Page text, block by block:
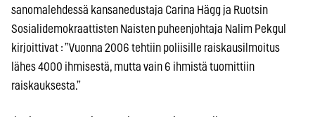
sanomalehdessä kansanedustaja Carina Hägg ja Ruotsin
Sosialidemokraattisten Naisten puheenjohtaja Nalim Pekgul
kirjoittivat : ”Vuonna 2006 tehtiin poliisille raiskausilmoitus
lähes 4000 ihmisestä, mutta vain 6 ihmistä tuomittiin
raiskauksesta.”